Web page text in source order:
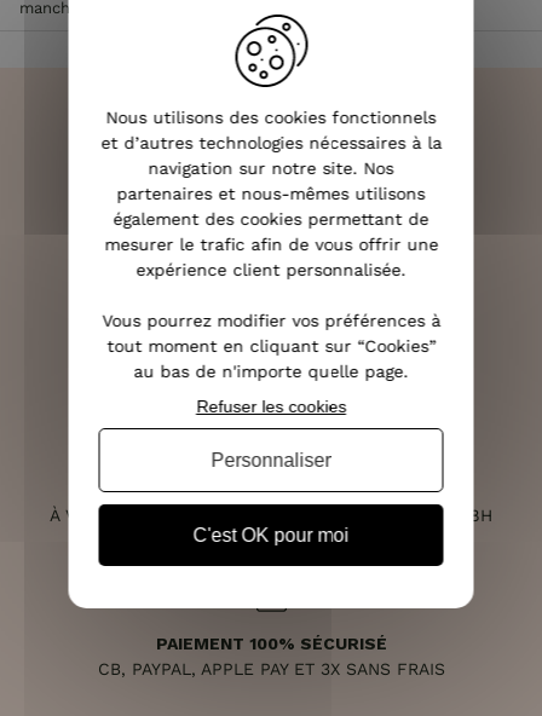
manches courtes femme
LIVRAISON RAPIDE
OFFERTE DÈS 70€
RETOURS SOUS 14 JOURS
(VOIR LES CONDITIONS)
SERVICE CLIENT
À VOTRE ÉCOUTE DU LUNDI AU SAMEDI DE 10H À 18H
PAIEMENT 100% SÉCURISÉ
CB, PAYPAL, APPLE PAY ET 3X SANS FRAIS
Nous utilisons des cookies fonctionnels
et d’autres technologies nécessaires à la
navigation sur notre site. Nos
partenaires et nous-mêmes utilisons
également des cookies permettant de
mesurer le trafic afin de vous offrir une
expérience client personnalisée.
Vous pourrez modifier vos préférences à
tout moment en cliquant sur “Cookies”
au bas de n'importe quelle page.
C'est OK pour moi
Refuser les cookies
Personnaliser